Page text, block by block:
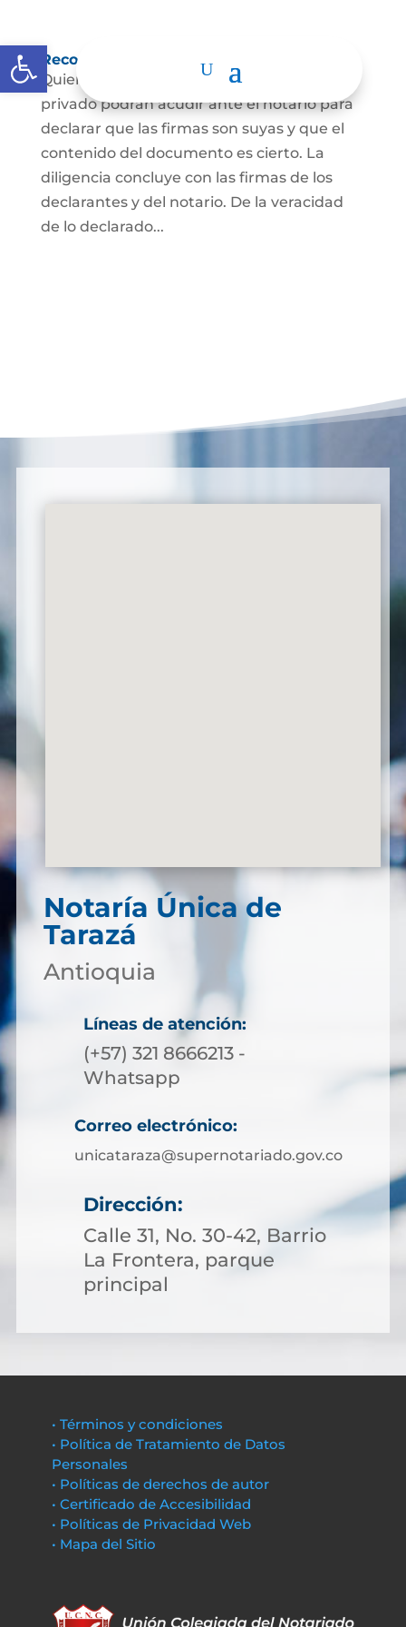
Abrir barra de herramientas
Reconocimiento de firma y contenido
Quienes hayan firmado un documento
privado podrán acudir ante el notario para
declarar que las firmas son suyas y que el
contenido del documento es cierto. La
diligencia concluye con las firmas de los
declarantes y del notario. De la veracidad
de lo declarado...
Notaría Única de
Tarazá
Antioquia
Líneas de atención:
(+57) 321 8666213 -
Whatsapp
Correo electrónico:
unicataraza@supernotariado.gov.co
Dirección:
Calle 31, No. 30-42, Barrio
La Frontera, parque
principal
• Términos y condiciones
• Política de Tratamiento de Datos
Personales
• Políticas de derechos de autor
• Certificado de Accesibilidad
• Políticas de Privacidad Web
• Mapa del Sitio